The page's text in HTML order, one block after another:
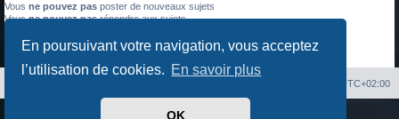
En poursuivant votre navigation, vous acceptez
l’utilisation de cookies. En savoir plus
OK
Vous ne pouvez pas poster de nouveaux sujets
Vousne pouvez pasrépondre aux sujets
Vousne pouvez passupprimer vos messages
ne pouvez pas
UTC+02:00
phpBB® Forum Software © phpBB Limited